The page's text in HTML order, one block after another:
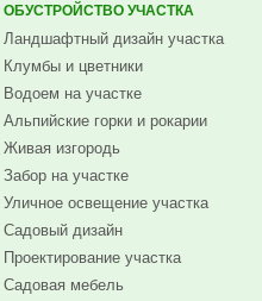
ОБУСТРОЙСТВО УЧАСТКА
Ландшафтный дизайн участка
Клумбы и цветники
Водоем на участке
Альпийские горки и рокарии
Живая изгородь
Забор на участке
Уличное освещение участка
Садовый дизайн
Проектирование участка
Садовая мебель